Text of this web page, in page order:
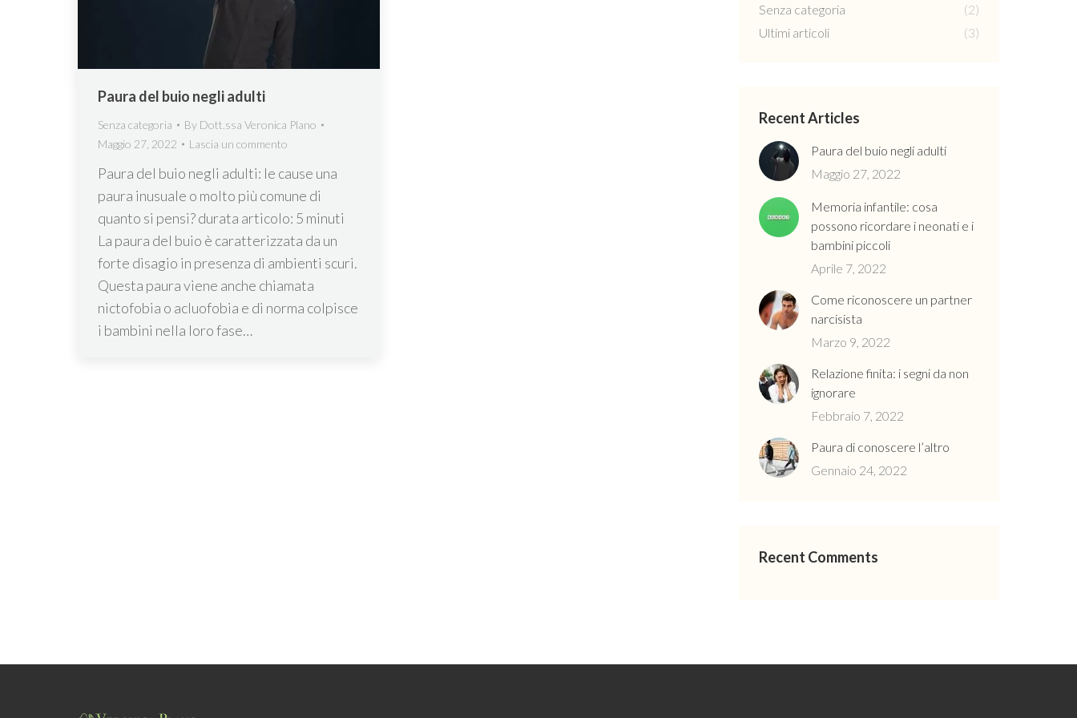
Paura del buio negli adulti
Senza categoria By Dott.ssa Veronica Plano
Maggio 27, 2022
Lascia un commento
Paura del buio negli adulti: le cause una
paura inusuale o molto più comune di
quanto si pensi? durata articolo: 5 minuti
La paura del buio è caratterizzata da un
forte disagio in presenza di ambienti scuri.
Questa paura viene anche chiamata
nictofobia o acluofobia e di norma colpisce
i bambini nella loro fase…
Senza categoria
(2)
Ultimi articoli
(3)
Recent Articles
Paura del buio negli adulti
Maggio 27, 2022
Memoria infantile: cosa
possono ricordare i neonati e i
bambini piccoli
Aprile 7, 2022
Come riconoscere un partner
narcisista
Marzo 9, 2022
Relazione finita: i segni da non
ignorare
Febbraio 7, 2022
Paura di conoscere l’altro
Gennaio 24, 2022
Recent Comments